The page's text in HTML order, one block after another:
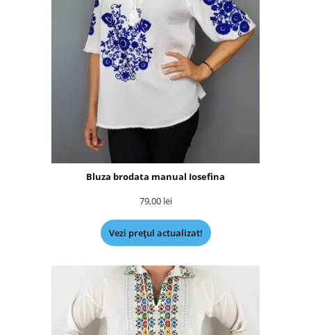
Bluza brodata manual Iosefina
79,00 lei
Vezi prețul actualizat!